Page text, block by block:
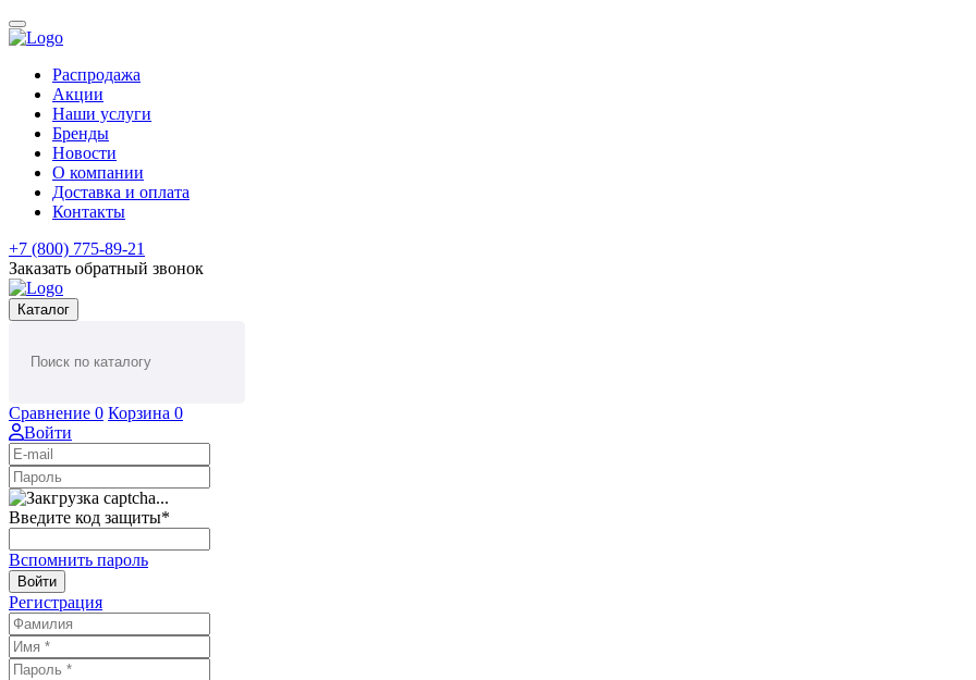
Распродажа
Акции
Наши услуги
Бренды
Новости
О компании
Доставка и оплата
Контакты
+7 (800) 775-89-21
Заказать обратный звонок
Каталог
Сравнение 0 Корзина 0
Войти
Введите код защиты*
Вспомнить пароль
Войти
Регистрация